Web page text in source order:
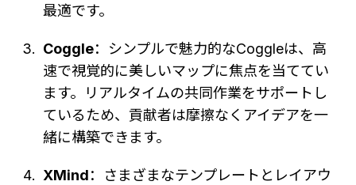
最適です。
Coggle：シンプルで魅力的なCoggleは、高
速で視覚的に美しいマップに焦点を当ててい
ます。リアルタイムの共同作業をサポートし
ているため、貢献者は摩擦なくアイデアを一
緒に構築できます。
XMind：さまざまなテンプレートとレイアウ